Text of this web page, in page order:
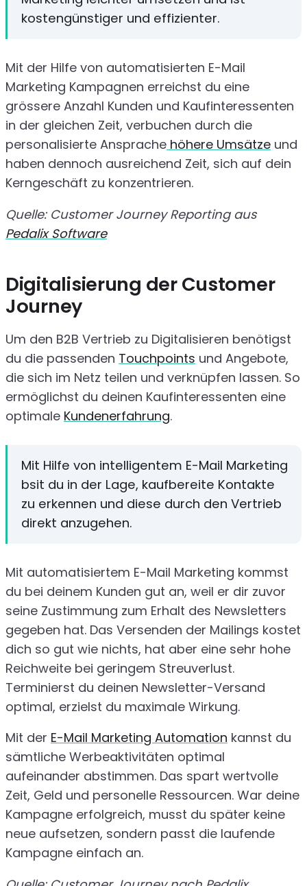
kostengünstiger und effizienter.
Mit der Hilfe von automatisierten E-Mail
Marketing Kampagnen erreichst du eine
grössere Anzahl Kunden und Kaufinteressenten
in der gleichen Zeit, verbuchen durch die
personalisierte Ansprache höhere Umsätze und
haben dennoch ausreichend Zeit, sich auf dein
Kerngeschäft zu konzentrieren.
Quelle: Customer Journey Reporting aus
Pedalix Software
Digitalisierung der Customer
Journey
Um den B2B Vertrieb zu Digitalisieren benötigst
du die passenden Touchpoints und Angebote,
die sich im Netz teilen und verknüpfen lassen. So
ermöglichst du deinen Kaufinteressenten eine
optimale Kundenerfahrung.
Mit Hilfe von intelligentem E-Mail Marketing
bsit du in der Lage, kaufbereite Kontakte
zu erkennen und diese durch den Vertrieb
direkt anzugehen.
Mit automatisiertem E-Mail Marketing kommst
du bei deinem Kunden gut an, weil er dir zuvor
seine Zustimmung zum Erhalt des Newsletters
gegeben hat. Das Versenden der Mailings kostet
dich so gut wie nichts, hat aber eine sehr hohe
Reichweite bei geringem Streuverlust.
Terminierst du deinen Newsletter-Versand
optimal, erzielst du maximale Wirkung.
Mit der E-Mail Marketing Automation kannst du
sämtliche Werbeaktivitäten optimal
aufeinander abstimmen. Das spart wertvolle
Zeit, Geld und personelle Ressourcen. War deine
Kampagne erfolgreich, musst du später keine
neue aufsetzen, sondern passt die laufende
Kampagne einfach an.